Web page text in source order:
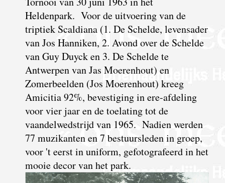
Heldenpark. Voor de uitvoering van de
triptiek Scaldiana (1. De Schelde, levensader
van Jos Hanniken, 2. Avond over de Schelde
van Guy Duyck en 3. De Schelde te
Antwerpen van Jas Moerenhout) en
Zomerbeelden (Jos Moerenhout) kreeg
Amicitia 92%, bevestiging in ere-afdeling
voor vier jaar en de toelating tot de
vaandelwedstrijd van 1965. Nadien werden
77 muzikanten en 7 bestuursleden in groep,
voor 't eerst in uniform, gefotografeerd in het
mooie decor van het park.